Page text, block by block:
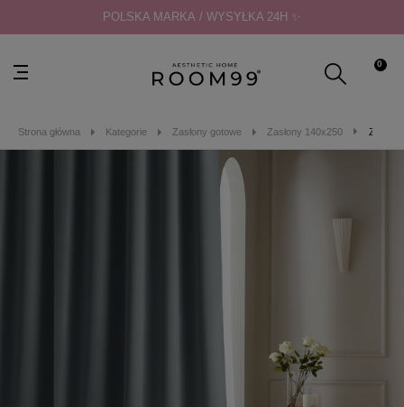
POLSKA MARKA / WYSYŁKA 24H ✨
0
Strona główna Kategorie Zasłony gotowe Zasłony 140x250